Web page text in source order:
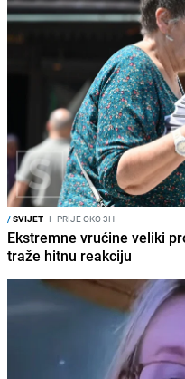
/SVIJET I PRIJE OKO 3H
Ekstremne vrućine veliki
traže hitnu reakciju